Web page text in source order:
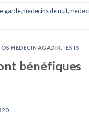
garde,medecins de nuit,
MEDECIN AGADIR TESTS
bénéfiques